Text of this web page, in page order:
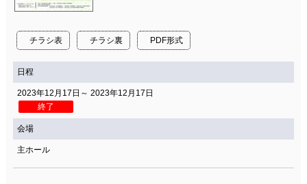
チラシ表 チラシ裏 PDF形式
日程
2023年12月17日～ 2023年12月17日
終了
会場
主ホール